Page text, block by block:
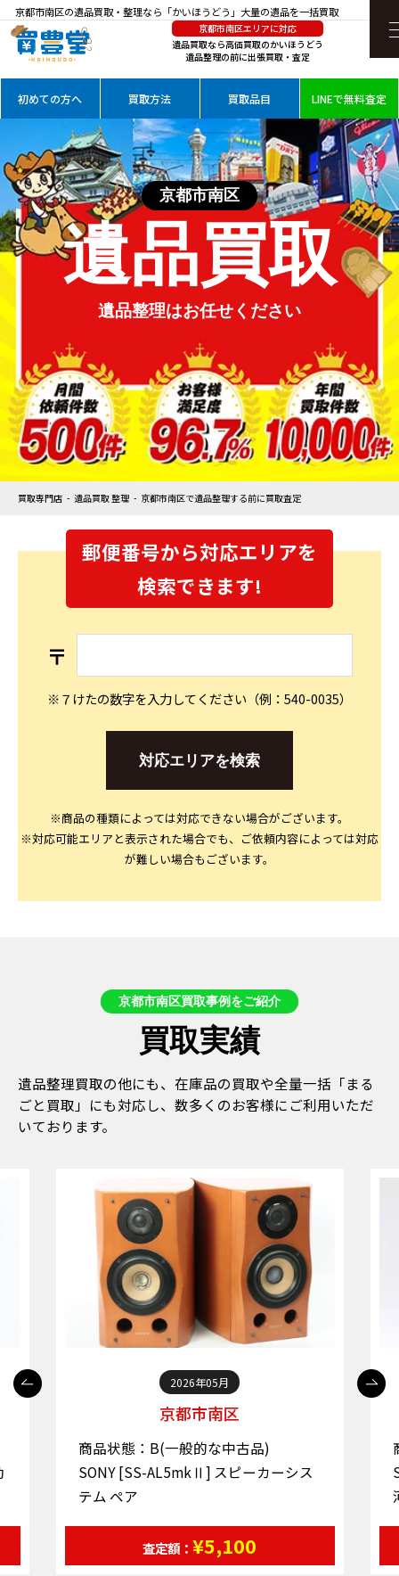
京都市南区の遺品買取・整理なら「かいほうどう」大量の遺品を一括買取
京都市南区エリアに対応
遺品買取なら高価買取のかいほうどう
遺品整理の前に出張買取・査定
初めての方へ 買取方法 買取品目 LINEで無料査定
遺品買取
遺品整理はお任せください
京都市南区
買取専門店 遺品買取 整理 京都市南区で遺品整理する前に買取査定
郵便番号から対応エリアを
検索できます!
〒
※７けたの数字を入力してください（例：540-0035）
対応エリアを検索
※商品の種類によっては対応できない場合がございます。
※対応可能エリアと表示された場合でも、ご依頼内容によっては対応
が難しい場合もございます。
京都市南区買取事例をご紹介
買取実績
遺品整理買取の他にも、在庫品の買取や全量一括「まる
ごと買取」にも対応し、数多くのお客様にご利用いただ
いております。
2026年05月
京都市南区
商品状態：B(一般的な中古品)
SONY [SS-AL5mkⅡ] スピーカーシス
テム ペア
査定額： ¥5,100